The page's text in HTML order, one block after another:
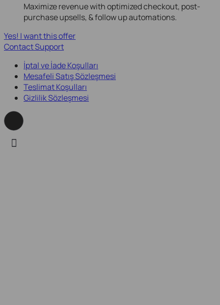
Maximize revenue with optimized checkout, post-
purchase upsells, & follow up automations.
Yes! I want this offer
Contact Support
İptal ve İade Koşulları
Mesafeli Satış Sözleşmesi
Teslimat Koşulları
Gizlilik Sözleşmesi